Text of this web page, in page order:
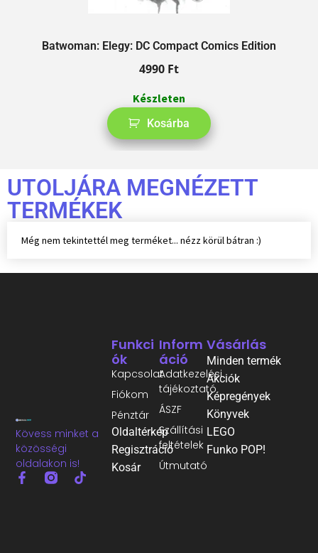
Batwoman: Elegy: DC Compact Comics Edition
4990 Ft
Készleten
Kosárba
UTOLJÁRA MEGNÉZETT
TERMÉKEK
Még nem tekintettél meg terméket... nézz körül bátran :)
Kövess minket a
közösségi
oldalakon is!
Inform
Áció
Adatkezelési
tájékoztató
ÁSZF
Szállítási
feltételek
Útmutató
Funkci
Ók
Kapcsolat
Fiókom
Pénztár
Oldaltérkép
Regisztráció
Kosár
Vásárlás
Minden termék
Akciók
Képregények
Könyvek
LEGO
Funko POP!